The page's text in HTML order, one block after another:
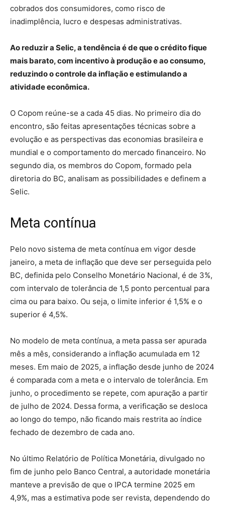
cobrados dos consumidores, como risco de
inadimplência, lucro e despesas administrativas.
Ao reduzir a Selic, a tendência é de que o crédito fique
mais barato, com incentivo à produção e ao consumo,
reduzindo o controle da inflação e estimulando a
atividade econômica.
O Copom reúne-se a cada 45 dias. No primeiro dia do
encontro, são feitas apresentações técnicas sobre a
evolução e as perspectivas das economias brasileira e
mundial e o comportamento do mercado financeiro. No
segundo dia, os membros do Copom, formado pela
diretoria do BC, analisam as possibilidades e definem a
Selic.
Meta contínua
Pelo novo sistema de meta contínua em vigor desde
janeiro, a meta de inflação que deve ser perseguida pelo
BC, definida pelo Conselho Monetário Nacional, é de 3%,
com intervalo de tolerância de 1,5 ponto percentual para
cima ou para baixo. Ou seja, o limite inferior é 1,5% e o
superior é 4,5%.
No modelo de meta contínua, a meta passa ser apurada
mês a mês, considerando a inflação acumulada em 12
meses. Em maio de 2025, a inflação desde junho de 2024
é comparada com a meta e o intervalo de tolerância. Em
junho, o procedimento se repete, com apuração a partir
de julho de 2024. Dessa forma, a verificação se desloca
ao longo do tempo, não ficando mais restrita ao índice
fechado de dezembro de cada ano.
No último Relatório de Política Monetária, divulgado no
fim de junho pelo Banco Central, a autoridade monetária
manteve a previsão de que o IPCA termine 2025 em
4,9%, mas a estimativa pode ser revista, dependendo do